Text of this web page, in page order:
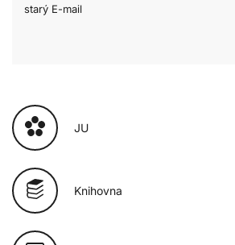
starý E-mail
JU
Knihovna